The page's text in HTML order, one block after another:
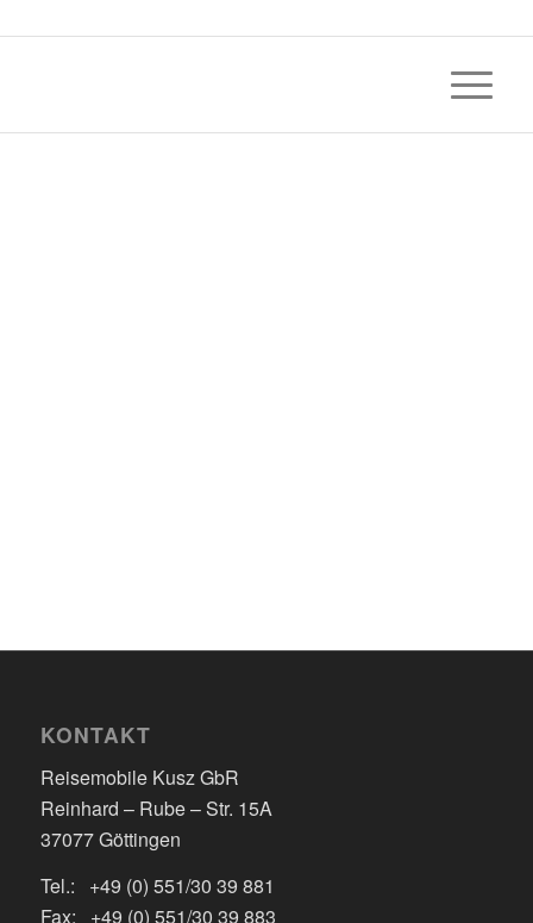
KONTAKT
Reisemobile Kusz GbR
Reinhard – Rube – Str. 15A
37077 Göttingen
Tel.: +49 (0) 551/30 39 881
Fax: +49 (0) 551/30 39 883